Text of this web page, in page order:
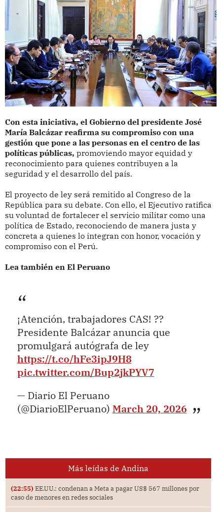
Con esta iniciativa, el Gobierno del presidente José
María Balcázar reafirma su compromiso con una
gestión que pone a las personas en el centro de las
políticas públicas, promoviendo mayor equidad y
reconocimiento para quienes contribuyen a la
seguridad y el desarrollo del país.
El proyecto de ley será remitido al Congreso de la
República para su debate. Con ello, el Ejecutivo ratifica
su voluntad de fortalecer el servicio militar como una
política de Estado, reconociendo de manera justa y
concreta a quienes lo integran con honor, vocación y
compromiso con el Perú.
Lea también en El Peruano
¡Atención, trabajadores CAS! ??
Presidente Balcázar anuncia que
promulgará autógrafa de ley
https://t.co/hFe3ipJ9H8
pic.twitter.com/Bup2jkPYV7
— Diario El Peruano
(@DiarioElPeruano) March 20, 2026
Más leídas de Andina
(22:55) EE.UU.: condenan a Meta a pagar US$ 567 millones por
caso de menores en redes sociales